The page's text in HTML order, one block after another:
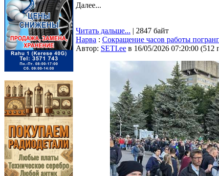
Далее...
Читать дальше... | 2847 байт
Нарва : Сокращение часов работы
Автор: SETI.ee в 16/05/2026 07:20:00 (512